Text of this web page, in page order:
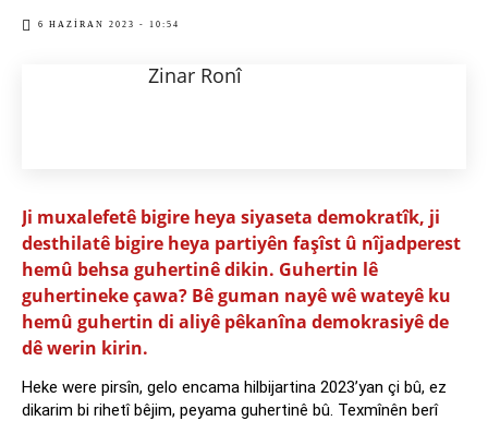
6 HAZIRAN 2023 - 10:54
Zinar Ronî
Ji muxalefetê bigire heya siyaseta demokratîk, ji
desthilatê bigire heya partiyên faşîst û nîjadperest
hemû behsa guhertinê dikin. Guhertin lê
guhertineke çawa? Bê guman nayê wê wateyê ku
hemû guhertin di aliyê pêkanîna demokrasiyê de
dê werin kirin.
Heke were pirsîn, gelo encama hilbijartina 2023’yan çi bû, ez
dikarim bi rihetî bêjim, peyama guhertinê bû. Texmînên berî